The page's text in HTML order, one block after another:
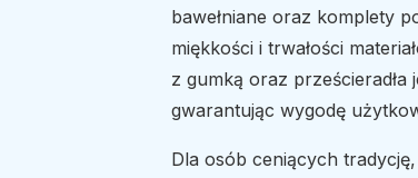
bawełniane oraz komplety
miękkości i trwałości
z gumką oraz prześcieradła
gwarantując wygodę
Dla osób ceniących